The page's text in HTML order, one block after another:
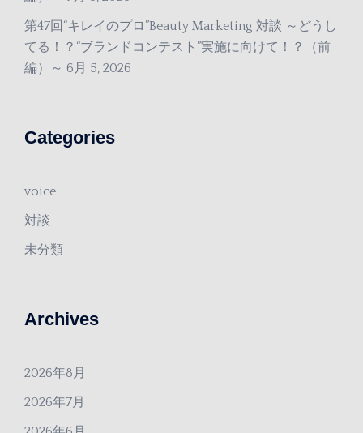
第47回“キレイのプロ”Beauty Marketing 対談 ～どうし
てる！？“ブランドコンテスト”実施に向けて！？（前
編）～ 6月 5, 2026
Categories
voice
対談
未分類
Archives
2026年8月
2026年7月